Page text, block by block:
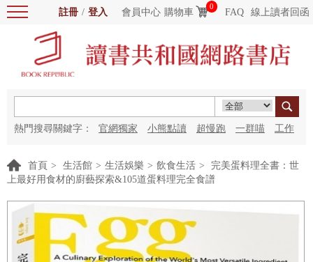
註冊 / 登入 會員中心 購物車
0
FAQ 線上讀者回函
熱門搜尋關鍵字： 官網獨家 小熊點讀 超慢跑 一群喵 工作
首頁 > 生活館 > 生活娛樂 > 飲食生活 >
完美蛋料理全書：世
上最好用食材的廚藝探索&105道蛋料理完全食譜